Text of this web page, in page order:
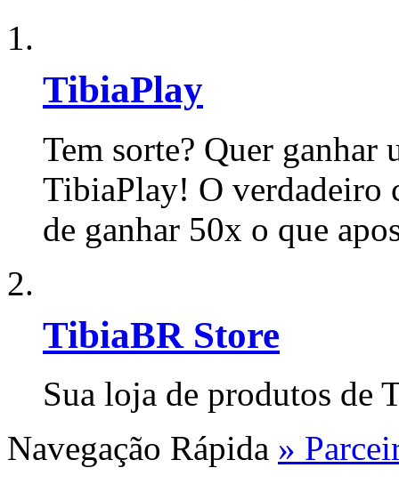
TibiaPlay
Tem sorte? Quer ganhar
TibiaPlay! O verdadeiro
de ganhar 50x o que
TibiaBR Store
Sua loja de produtos de
Navegação Rápida »